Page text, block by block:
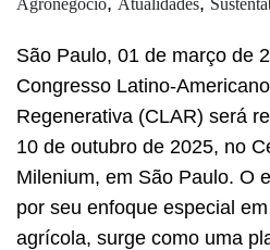
Agronegócio Atualidades
São Paulo, 01 de março de
Congresso Latino-
Regenerativa (CLAR) será
10 de outubro de 2025, no
Milenium, em São Paulo. O
por seu enfoque especial
agrícola, surge como uma